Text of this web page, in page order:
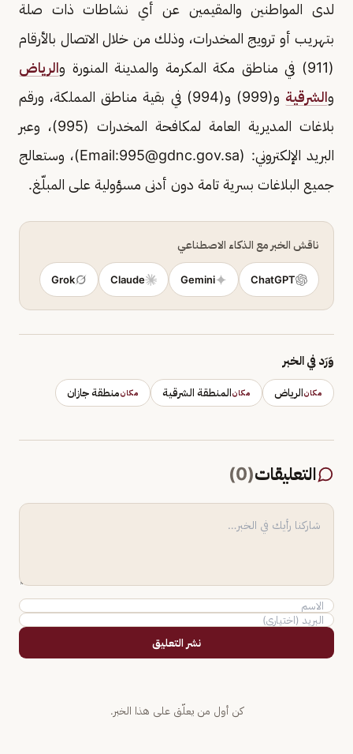
لدى المواطنين والمقيمين عن أي نشاطات ذات صلة
بتهريب أو ترويج المخدرات، وذلك من خلال الاتصال بالأرقام
(911) في مناطق مكة المكرمة والمدينة المنورة و
الرياض
والشرقية
و(999) و(994) في بقية مناطق المملكة، ورقم
بلاغات المديرية العامة لمكافحة المخدرات (995)، وعبر
البريد الإلكتروني: (Email:995@gdnc.gov.sa
)، وستعالج
جميع البلاغات بسرية تامة دون أدنى مسؤولية على المبلّغ.
ناقش الخبر مع الذكاء الاصطناعي
ChatGPT
Gemini
Claude
Grok
وَرَد في الخبر
مكانالرياض مكانالمنطقة الشرقية مكانمنطقة جازان
التعليقات(
0
)
نشر التعليق
كن أول من يعلّق على هذا الخبر.